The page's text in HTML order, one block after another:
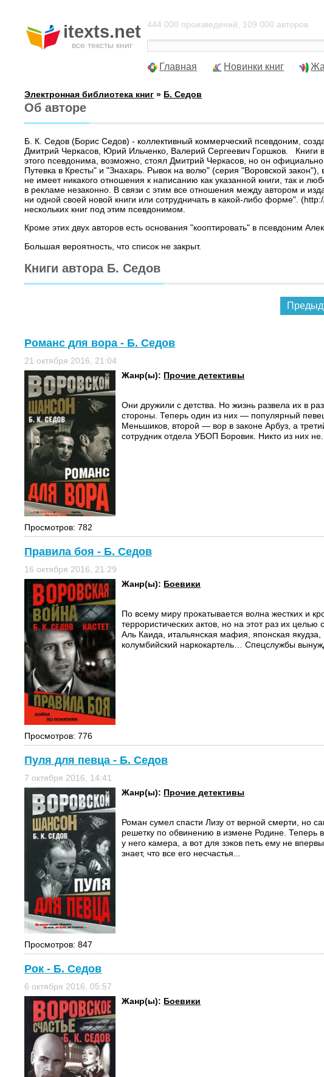
itexts.net
все тексты книг
444 000 произведений, 109 000 авторов.
Главная Новинки книг
Электронная библиотека книг » Б. Седов
Об авторе
Б. К. Седов (Борис Седов) - коллективный коммерческий псевдоним,
Дмитрий Черкасов, Юрий Ильченко, Валерий Сергеевич Горшков. Книги
этого псевдонима, возможно, стоял Дмитрий Черкасов, но он
Путевка в Кресты" и "Знахарь. Рывок на волю" (серия "Воровской
не имеет никакого отношения к написанию как указанной книги, так и
в рекламе незаконно. В связи с этим все отношения между автором и
ни одной своей новой книги или сотрудничать в какой-либо форме".
нескольких книг под этим псевдонимом.
Кроме этих двух авторов есть основания "кооптировать" в псевдоним
Большая вероятность, что список не закрыт.
Книги автора Б. Седов
Романс для вора - Б. Седов
21 октября 2016, 21:04
Жанр(ы): Прочие детективы
Они дружили с детства. Но жизнь развела их в
стороны. Теперь один из них — популярный
Меньшиков, второй — вор в законе Арбуз, а
сотрудник отдела УБОП Боровик. Никто из них не...
Просмотров: 782
Правила боя - Б. Седов
16 октября 2016, 21:29
Жанр(ы): Боевики
По всему миру прокатывается волна жестких и
террористических актов, но на этот раз их целью
Аль Каида, итальянская мафия, японская якудза,
колумбийский наркокартель… Спецслужбы
Просмотров: 776
Пуля для певца - Б. Седов
7 октября 2016, 14:41
Жанр(ы): Прочие детективы
Роман сумел спасти Лизу от верной смерти, но
решетку по обвинению в измене Родине. Теперь
у него камера, а вот для зэков петь ему не
знает, что все его несчастья...
Просмотров: 847
Рок - Б. Седов
6 октября 2016, 05:57
Жанр(ы): Боевики